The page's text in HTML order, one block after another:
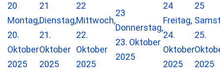
20
Montag,
20.
Oktober
2025
21
Dienstag,
21.
Oktober
2025
22
Mittwoch,
22.
Oktober
2025
23
Donnerstag,
23. Oktober
2025
24
Freitag,
24.
Oktober
2025
25
25.
2025